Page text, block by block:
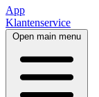
App
Klantenservice
Open main menu